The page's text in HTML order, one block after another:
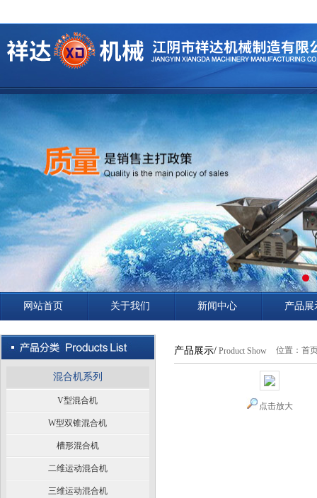
网站首页 关于我们 新闻中心 产品展
混合机系列
V型混合机
W型双锥混合机
槽形混合机
二维运动混合机
三维运动混合机
产品展示/ Product Show 位置： 首
点击放大